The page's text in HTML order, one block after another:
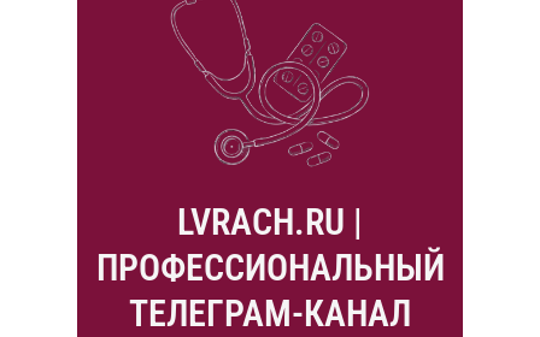
LVRACH.RU |
ПРОФЕССИОНАЛЬНЫЙ
ТЕЛЕГРАМ-КАНАЛ